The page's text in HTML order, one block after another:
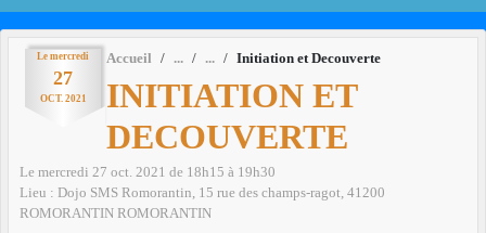
Le mercredi
27
OCT. 2021
Accueil Initiation et Decouverte
INITIATION ET
DECOUVERTE
Le mercredi 27 oct. 2021 de 18h15 à 19h30
Lieu : Dojo SMS Romorantin, 15 rue des champs-ragot, 41200
ROMORANTIN ROMORANTIN